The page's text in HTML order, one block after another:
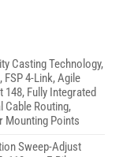
Casting Technology,
4-Link, Agile
Fully Integrated
Cable Routing,
Mounting Points
Sweep-Adjust